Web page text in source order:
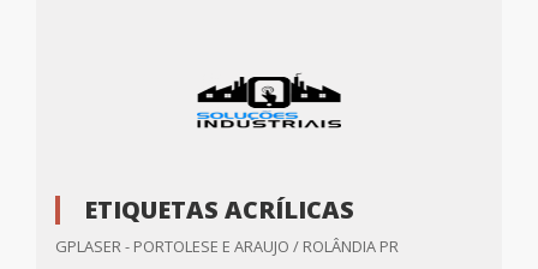
ETIQUETAS ACRÍLICAS
GPLASER - PORTOLESE E ARAUJO / ROLÂNDIA PR